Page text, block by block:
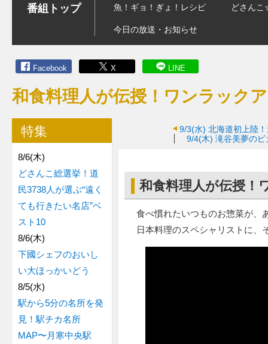
番組トップ 魚！ギョ！ぎょ！レシピ どさん
今日の放送・お知らせ
Facebook X LINE
和食料理人が伝授！ワンラック
9/3(水) 北海道初上陸
9/4(木) 滝谷美夢の
和食料理人が伝授！
食べ慣れたいつものお惣菜が、
日本料理のスペシャリストに、
特集
8/6(木)
どさんこ総選挙！道
民3738人が選ぶ“遠く
ても行きたい名店”ベ
スト10
8/6(木)
下國シェフのおいし
い大ほっかいどう
8/5(水)
駅から5分の名所を発
見！駅チカ名所
MAP〜月寒中央駅